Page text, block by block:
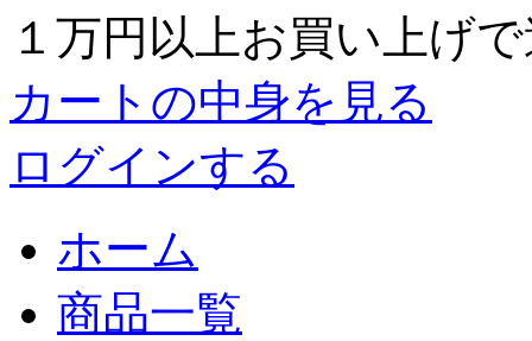
１万円以上お買い上げ
カートの中身を見る
ログインする
ホーム
商品一覧